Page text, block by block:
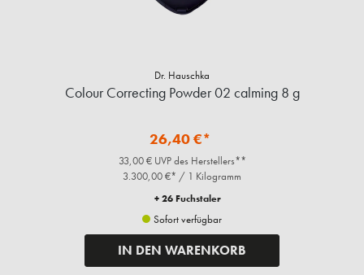
Dr. Hauschka
Colour Correcting Powder 02 calming 8 g
26,40 €*
33,00 € UVP des Herstellers**
3.300,00 €* / 1 Kilogramm
+ 26 Fuchstaler
Sofort verfügbar
IN DEN WARENKORB